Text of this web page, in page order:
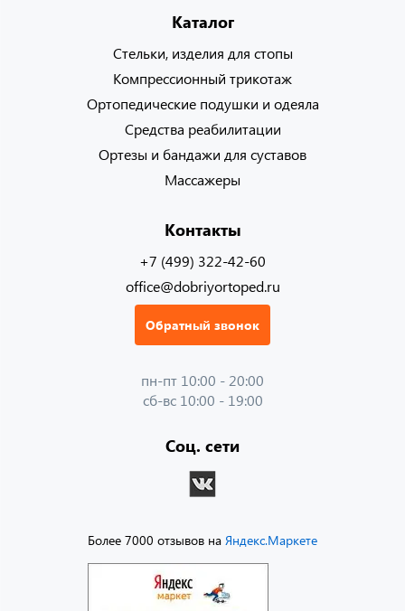
Более 7000 отзывов на Яндекс.Маркете
Каталог
Стельки, изделия для стопы
Компрессионный трикотаж
Ортопедические подушки и одеяла
Средства реабилитации
Ортезы и бандажи для суставов
Массажеры
Контакты
+7 (499) 322-42-60
office@dobriyortoped.ru
Обратный звонок
пн-пт 10:00 - 20:00
сб-вс 10:00 - 19:00
Соц. сети